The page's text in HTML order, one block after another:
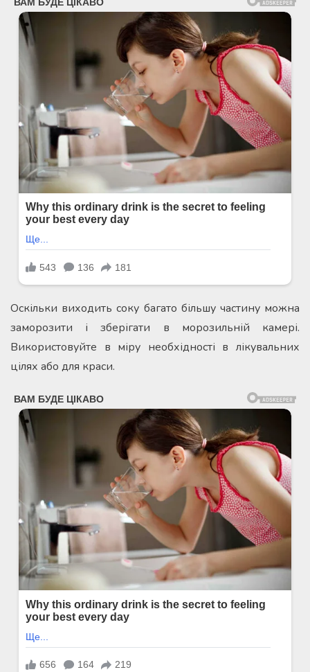
Оскільки виходить соку багато більшу частину можна
заморозити і зберігати в морозильній камері.
Використовуйте в міру необхідності в лікувальних
цілях або для краси.